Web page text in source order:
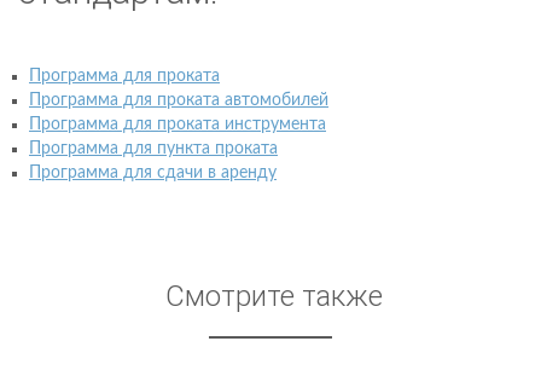
Программа для проката
Программа для проката автомобилей
Программа для проката инструмента
Программа для пункта проката
Программа для сдачи в аренду
Смотрите также